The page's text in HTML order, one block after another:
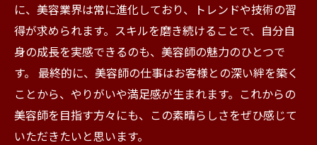
に、美容業界は常に進化しており、トレンドや技術の習
得が求められます。スキルを磨き続けることで、自分自
身の成長を実感できるのも、美容師の魅力のひとつで
す。 最終的に、美容師の仕事はお客様との深い絆を築く
ことから、やりがいや満足感が生まれます。これからの
美容師を目指す方々にも、この素晴らしさをぜひ感じて
いただきたいと思います。